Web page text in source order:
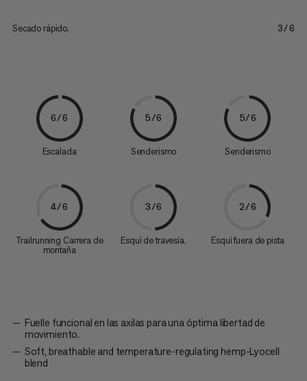
Secado rápido. 3/6
6/6
Escalada
5/6
Senderismo
5/6
Senderismo
4/6
Trailrunning Carrera de
montaña
3/6
Esquí de travesía.
2/6
Esquí fuera de pista
Fuelle funcional en las axilas para una óptima libertad de
movimiento.
Soft, breathable and temperature-regulating hemp-Lyocell
blend